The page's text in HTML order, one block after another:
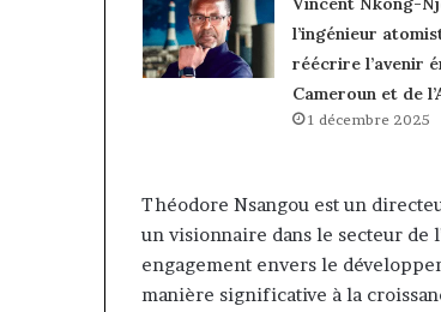
l’ingénieur
réécrire l’avenir
Cameroun et de
1 décembre 2025
Théodore Nsangou est un
un visionnaire dans le secteur de
engagement envers le
manière significative à la